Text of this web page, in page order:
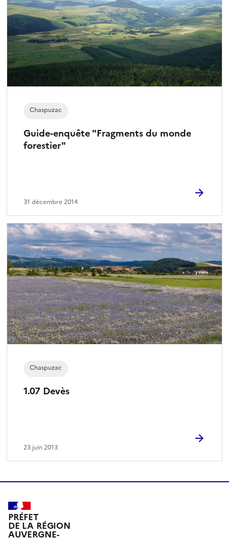
Guide-enquête "Fragments du monde
forestier"
Chaspuzac
31 décembre 2014
1.07 Devès
Chaspuzac
23 juin 2013
PRÉFET
DE LA RÉGION
AUVERGNE-